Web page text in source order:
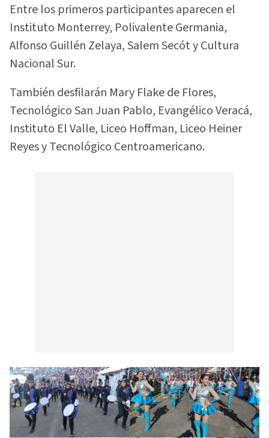
Entre los primeros participantes aparecen el
Instituto Monterrey, Polivalente Germania,
Alfonso Guillén Zelaya, Salem Secót y Cultura
Nacional Sur.
También desfilarán Mary Flake de Flores,
Tecnológico San Juan Pablo, Evangélico Veracá,
Instituto El Valle, Liceo Hoffman, Liceo Heiner
Reyes y Tecnológico Centroamericano.